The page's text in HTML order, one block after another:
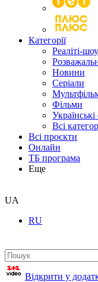
Категорії
Реаліті-шоу
Новини
Серіали
Фільми
Українські
Всі
Всі проєкти
Онлайн
ТБ програма
Еще
UA
RU
Відкрити у